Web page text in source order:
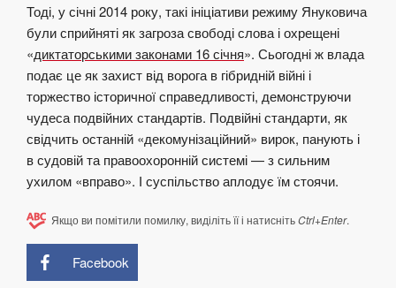
Тоді, у січні 2014 року, такі ініціативи режиму Януковича
були сприйняті як загроза свободі слова і охрещені
«диктаторськими законами 16 січня». Сьогодні ж влада
подає це як захист від ворога в гібридній війні і
торжество історичної справедливості, демонструючи
чудеса подвійних стандартів. Подвійні стандарти, як
свідчить останній «декомунізаційний» вирок, панують і
в судовій та правоохоронній системі — з сильним
ухилом «вправо». І суспільство аплодує їм стоячи.
Якщо ви помітили помилку, виділіть її і натиснітьCtrl+Enter.
Facebook